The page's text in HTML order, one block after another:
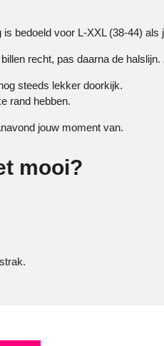
bedoeld voor L-XXL (38-44) als
recht, pas daarna de
steeds lekker doorkijk.
rand hebben.
jouw moment van.
mooi?